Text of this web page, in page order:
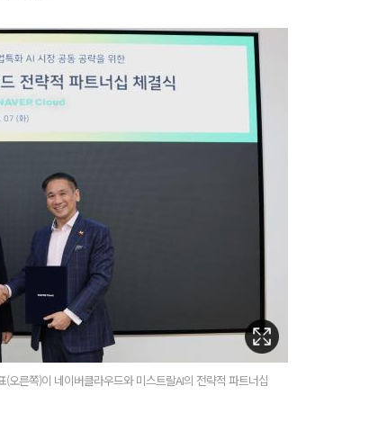
오른쪽)이 네이버클라우드와 미스트랄AI의 전략적 파트너십